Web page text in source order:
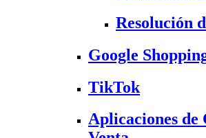
Resolución
Google
TikTok
Aplicaciones de